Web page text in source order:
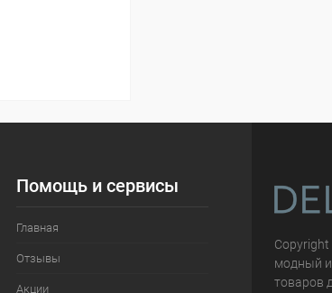
Помощь и сервисы
Главная
Отзывы
Акции
модный
товаров